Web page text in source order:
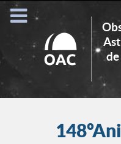
Search
for: